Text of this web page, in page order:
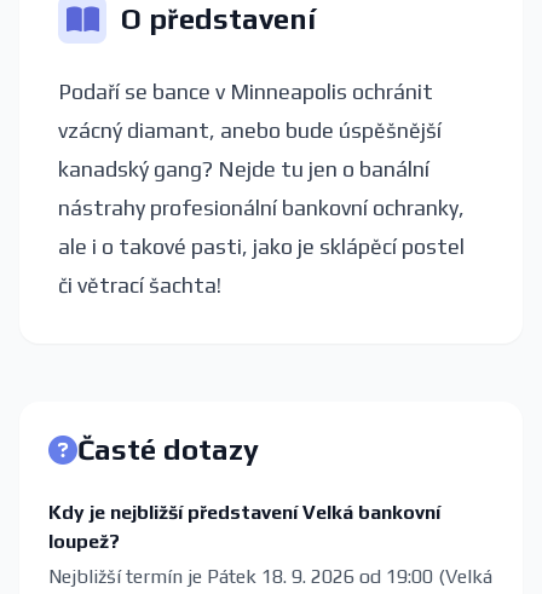
O představení
Podaří se bance v Minneapolis ochránit
vzácný diamant, anebo bude úspěšnější
kanadský gang? Nejde tu jen o banální
nástrahy profesionální bankovní ochranky,
ale i o takové pasti, jako je sklápěcí postel
či větrací šachta!
Časté dotazy
Kdy je nejbližší představení Velká bankovní
loupež?
Nejbližší termín je Pátek 18. 9. 2026 od 19:00 (Velká